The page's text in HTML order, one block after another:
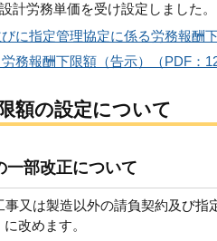
計労務単価を受け設定しました。
に指定管理協定に係る労務報酬
務報酬下限額（告示）（PDF：
額の設定について
一部改正について
又は製造以外の請負契約及び指
改めます。